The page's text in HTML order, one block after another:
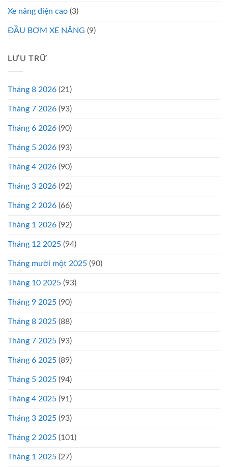
Xe nâng điện cao (3)
ĐẦU BƠM XE NÂNG (9)
LƯU TRỮ
Tháng 8 2026 (21)
Tháng 7 2026 (93)
Tháng 6 2026 (90)
Tháng 5 2026 (93)
Tháng 4 2026 (90)
Tháng 3 2026 (92)
Tháng 2 2026 (66)
Tháng 1 2026 (92)
Tháng 12 2025 (94)
Tháng mười một 2025 (90)
Tháng 10 2025 (93)
Tháng 9 2025 (90)
Tháng 8 2025 (88)
Tháng 7 2025 (93)
Tháng 6 2025 (89)
Tháng 5 2025 (94)
Tháng 4 2025 (91)
Tháng 3 2025 (93)
Tháng 2 2025 (101)
Tháng 1 2025 (27)